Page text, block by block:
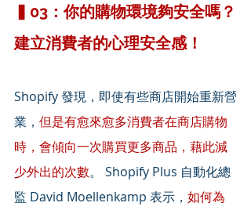
▍03：你的購物環境夠安全嗎？
建立消費者的心理安全感！
Shopify 發現，即使有些商店開始重新營
業， 但是有愈來愈多消費者在商店購物
時，會傾向一次購買更多商品，藉此減
少外出的次數。 Shopify Plus 自動化總
監 David Moellenkamp 表示， 如何為